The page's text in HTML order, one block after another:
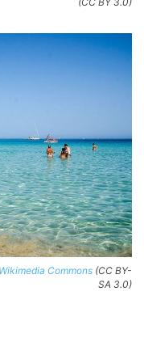
Commons (CC BY-
SA 3.0)